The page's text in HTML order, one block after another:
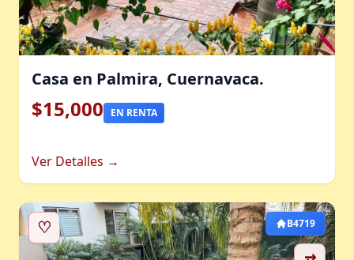
Casa en Palmira, Cuernavaca.
$15,000 EN RENTA
Ver Detalles →
♡ B4719